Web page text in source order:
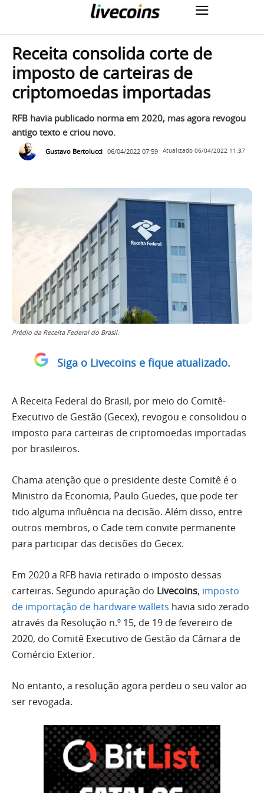
Receita consolida corte de
imposto de carteiras de
criptomoedas importadas
RFB havia publicado norma em 2020, mas agora revogou
antigo texto e criou novo.
Gustavo Bertolucci 06/04/2022 07:59 Atualizado 06/04/2022 11:37
Prédio da Receita Federal do Brasil.
Siga o Livecoins e fique atualizado.
A Receita Federal do Brasil, por meio do Comitê-
Executivo de Gestão (Gecex), revogou e consolidou o
imposto para carteiras de criptomoedas importadas
por brasileiros.
Chama atenção que o presidente deste Comitê é o
Ministro da Economia, Paulo Guedes, que pode ter
tido alguma influência na decisão. Além disso, entre
outros membros, o Cade tem convite permanente
para participar das decisões do Gecex.
Em 2020 a RFB havia retirado o imposto dessas
carteiras. Segundo apuração do Livecoins, imposto
de importação de hardware wallets havia sido zerado
através da Resolução n.º 15, de 19 de fevereiro de
2020, do Comitê Executivo de Gestão da Câmara de
Comércio Exterior.
No entanto, a resolução agora perdeu o seu valor ao
ser revogada.